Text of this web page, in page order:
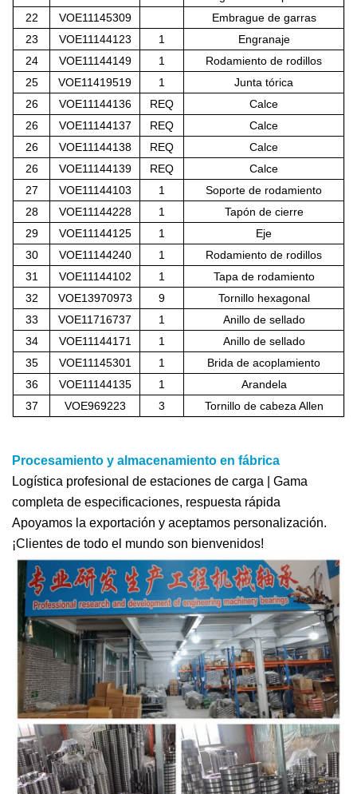
22
VOE11145309
Embrague de garras
23
VOE11144123 1
Engranaje
24
VOE11144149 1
Rodamiento de rodillos
25
VOE11419519 1
Junta tórica
26
VOE11144136 REQ
Calce
26
VOE11144137 REQ
Calce
26
VOE11144138 REQ
Calce
26
VOE11144139 REQ
Calce
27
VOE11144103 1
Soporte de rodamiento
28
VOE11144228 1
Tapón de cierre
29
VOE11144125 1
Eje
30
VOE11144240 1
Rodamiento de rodillos
31
VOE11144102 1
Tapa de rodamiento
32
VOE13970973 9
Tornillo hexagonal
33
VOE11716737 1
Anillo de sellado
34
VOE11144171 1
Anillo de sellado
35
VOE11145301 1
Brida de acoplamiento
36
VOE11144135 1
Arandela
37
VOE969223 3 Tornillo de cabeza Allen
Procesamiento y almacenamiento en fábrica
Logística profesional de estaciones de carga | Gama
completa de especificaciones, respuesta rápida
Apoyamos la exportación y aceptamos personalización.
¡Clientes de todo el mundo son bienvenidos!